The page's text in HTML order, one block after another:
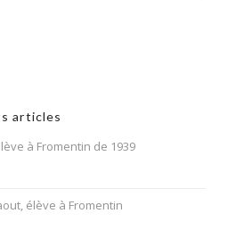
articles
à Fromentin de 1939
élève à Fromentin